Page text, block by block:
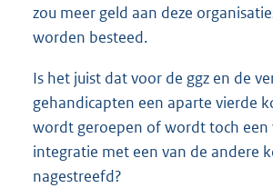
zou meer geld aan deze
worden besteed.
Is het juist dat voor de ggz en de
gehandicapten een aparte vierde
wordt geroepen of wordt toch een
integratie met een van de andere
nagestreefd?